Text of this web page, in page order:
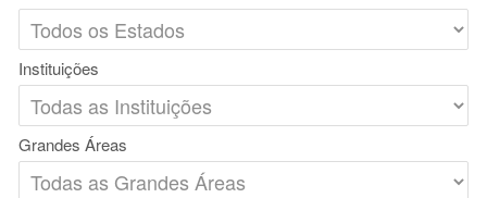
Instituições
Grandes Áreas